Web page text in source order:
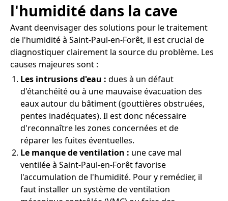
l'humidité dans la cave
Avant deenvisager des solutions pour le traitement
de l'humidité à Saint-Paul-en-Forêt, il est crucial de
diagnostiquer clairement la source du problème. Les
causes majeures sont :
Les intrusions d'eau : dues à un défaut
d'étanchéité ou à une mauvaise évacuation des
eaux autour du bâtiment (gouttières obstruées,
pentes inadéquates). Il est donc nécessaire
d'reconnaître les zones concernées et de
réparer les fuites éventuelles.
Le manque de ventilation : une cave mal
ventilée à Saint-Paul-en-Forêt favorise
l'accumulation de l'humidité. Pour y remédier, il
faut installer un système de ventilation